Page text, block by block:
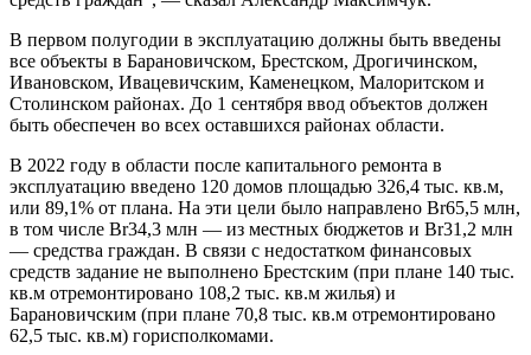
В первом полугодии в эксплуатацию должны быть введены
все объекты в Барановичском, Брестском, Дрогичинском,
Ивановском, Ивацевичским, Каменецком, Малоритском и
Столинском районах. До 1 сентября ввод объектов должен
быть обеспечен во всех оставшихся районах области.
В 2022 году в области после капитального ремонта в
эксплуатацию введено 120 домов площадью 326,4 тыс. кв.м,
или 89,1% от плана. На эти цели было направлено Br65,5 млн,
в том числе Br34,3 млн — из местных бюджетов и Br31,2 млн
— средства граждан. В связи с недостатком финансовых
средств задание не выполнено Брестским (при плане 140 тыс.
кв.м отремонтировано 108,2 тыс. кв.м жилья) и
Барановичским (при плане 70,8 тыс. кв.м отремонтировано
62,5 тыс. кв.м) горисполкомами.